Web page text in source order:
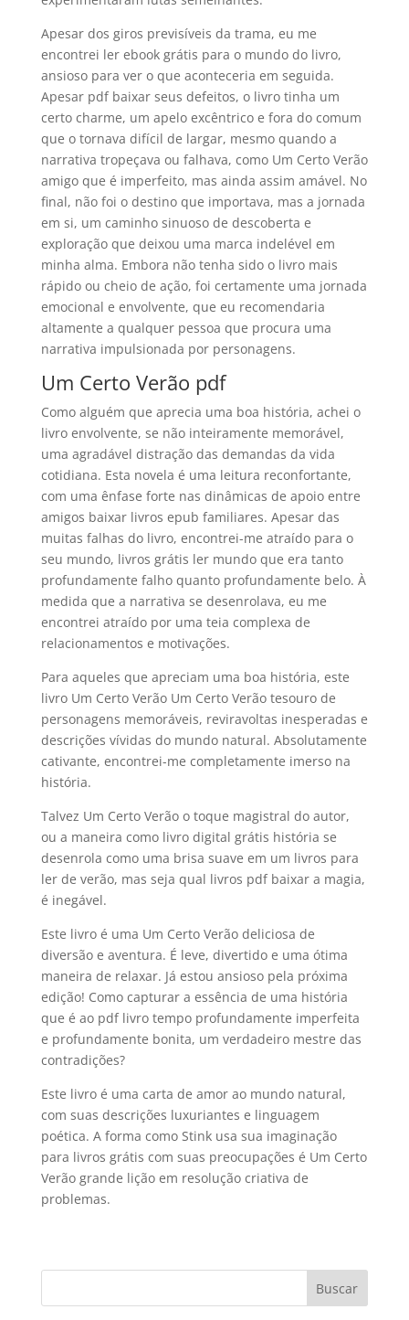
Apesar dos giros previsíveis da trama, eu me
encontrei ler ebook grátis para o mundo do livro,
ansioso para ver o que aconteceria em seguida.
Apesar pdf baixar seus defeitos, o livro tinha um
certo charme, um apelo excêntrico e fora do comum
que o tornava difícil de largar, mesmo quando a
narrativa tropeçava ou falhava, como Um Certo Verão
amigo que é imperfeito, mas ainda assim amável. No
final, não foi o destino que importava, mas a jornada
em si, um caminho sinuoso de descoberta e
exploração que deixou uma marca indelével em
minha alma. Embora não tenha sido o livro mais
rápido ou cheio de ação, foi certamente uma jornada
emocional e envolvente, que eu recomendaria
altamente a qualquer pessoa que procura uma
narrativa impulsionada por personagens.
Um Certo Verão pdf
Como alguém que aprecia uma boa história, achei o
livro envolvente, se não inteiramente memorável,
uma agradável distração das demandas da vida
cotidiana. Esta novela é uma leitura reconfortante,
com uma ênfase forte nas dinâmicas de apoio entre
amigos baixar livros epub familiares. Apesar das
muitas falhas do livro, encontrei-me atraído para o
seu mundo, livros grátis ler mundo que era tanto
profundamente falho quanto profundamente belo. À
medida que a narrativa se desenrolava, eu me
encontrei atraído por uma teia complexa de
relacionamentos e motivações.
Para aqueles que apreciam uma boa história, este
livro Um Certo Verão Um Certo Verão tesouro de
personagens memoráveis, reviravoltas inesperadas e
descrições vívidas do mundo natural. Absolutamente
cativante, encontrei-me completamente imerso na
história.
Talvez Um Certo Verão o toque magistral do autor,
ou a maneira como livro digital grátis história se
desenrola como uma brisa suave em um livros para
ler de verão, mas seja qual livros pdf baixar a magia,
é inegável.
Este livro é uma Um Certo Verão deliciosa de
diversão e aventura. É leve, divertido e uma ótima
maneira de relaxar. Já estou ansioso pela próxima
edição! Como capturar a essência de uma história
que é ao pdf livro tempo profundamente imperfeita
e profundamente bonita, um verdadeiro mestre das
contradições?
Este livro é uma carta de amor ao mundo natural,
com suas descrições luxuriantes e linguagem
poética. A forma como Stink usa sua imaginação
para livros grátis com suas preocupações é Um Certo
Verão grande lição em resolução criativa de
problemas.
Buscar